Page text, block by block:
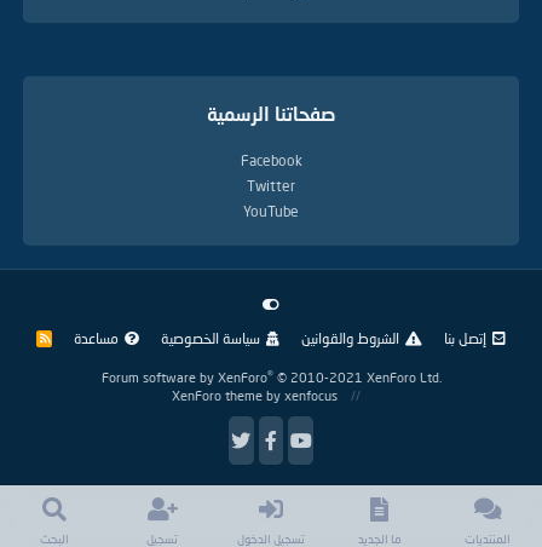
صفحاتنا الرسمية
Facebook
Twitter
YouTube
إتصل بنا الشروط والقوانين سياسة الخصوصية مساعدة
R
Forum software by XenForo® © 2010-2021 XenForo Ltd.
XenForo theme by xenfocus
المنتديات ما الجديد تسجيل الدخول تسجيل البحث